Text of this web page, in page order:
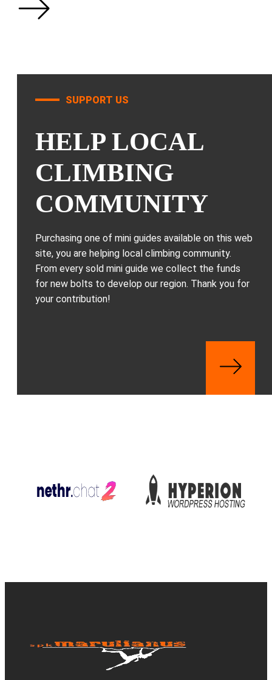
SUPPORT US
HELP LOCAL
CLIMBING
COMMUNITY
Purchasing one of mini guides available on this web
site, you are helping local climbing community.
From every sold mini guide we collect the funds
for new bolts to develop our region. Thank you for
your contribution!